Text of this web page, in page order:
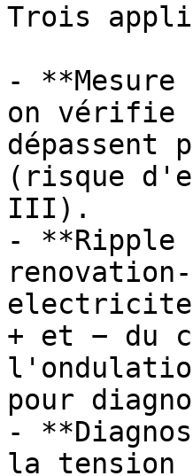
Trois
-
on vérifie
dépassent
(risque
III).
- **Ripple
+ et − du
pour
-
la tension